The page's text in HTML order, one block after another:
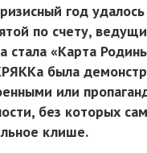
год удалось
по счету,
стала «Карта
была
или
без которых
клише.